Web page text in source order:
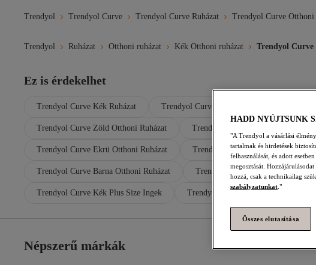
Trendyol Trendyol Curve Trendyol Curve Ruházat Trendyol Curve Otthoni
Trendyol Ruházat Otthoni ruházat Kék Otthoni ruházat Trendyol
Ez is érdekelhet
Trendyol Curve Kék Ruházat Trendyol Curve Kék Plus Size Ruházat
Trendyol Curve Zöld Otthoni Ruházat Trendyol Curve Női Otthoni Ruházat
Trendyol Curve Ekrü Otthoni Ruházat Trendyol Curve Kék Strandruházat
Trendyol Curve Barna Otthoni Ruházat Trendyol Curve Kék Plus Size
Trendyol Curve Kék Plus Size Ingek Trendyol Curve Rózsaszín Otthoni
Népszerű márkák
HADD NYÚJTSUNK
"A Trendyol a vásárlási
tartalmak és hirdetések
felhasználását, és adott
megosztását.
hozzá, csak a technikailag
szabályzatunkat ."
Összes elutasítása